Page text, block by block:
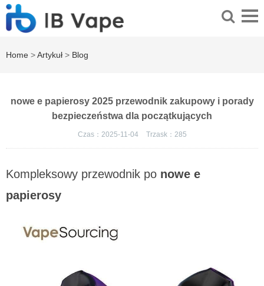
Home >Artykuł > Blog
nowe e papierosy 2025 przewodnik zakupowy i porady
bezpieczeństwa dla początkujących
Czas：2025-11-04 Trzask： 285
Kompleksowy przewodnik po nowe e
papierosy